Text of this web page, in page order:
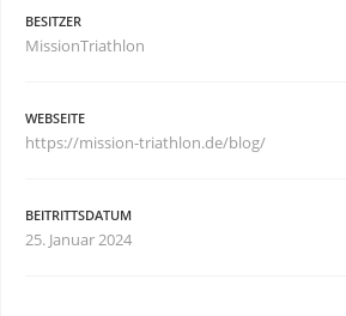
BESITZER
MissionTriathlon
WEBSEITE
https://mission-triathlon.de/blog/
BEITRITTSDATUM
25. Januar 2024